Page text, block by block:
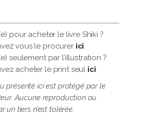
pour acheter le livre Shiki ?
vous le procurer ici.
seulement par l’illustration ?
acheter le print seul ici.
présenté ici est protégé par le
Aucune reproduction ou
un tiers n’est tolérée.